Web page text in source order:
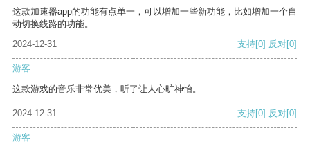
这款加速器app的功能有点单一，可以增加一些新功能，比如增加一个自
动切换线路的功能。
2024-12-31
支持[0] 反对[0]
游客
这款游戏的音乐非常优美，听了让人心旷神怡。
2024-12-31 支持[0] 反对[0]
游客